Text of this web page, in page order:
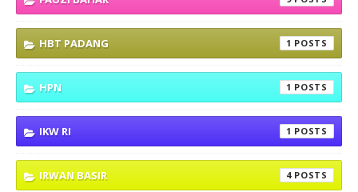
HBT PADANG 1
HPN 1
IKW RI 1
IRWAN BASIR 4